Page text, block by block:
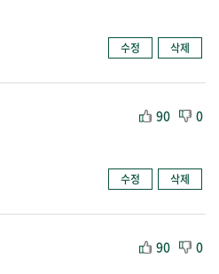
수정 삭제
90
0
수정 삭제
90
0